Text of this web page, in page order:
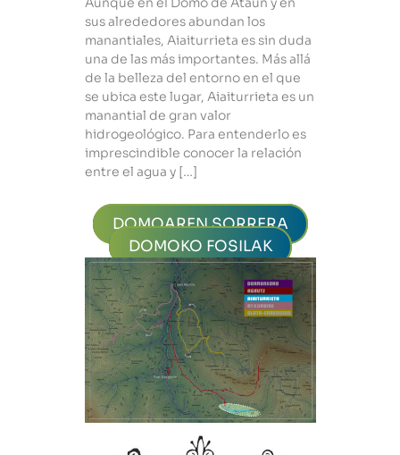
sus alrededores abundan los
manantiales, Aiaiturrieta es sin duda
una de las más importantes. Más allá
de la belleza del entorno en el que
se ubica este lugar, Aiaiturrieta es un
manantial de gran valor
hidrogeológico. Para entenderlo es
imprescindible conocer la relación
entre el agua y […]
DOMOAREN SORRERA
DOMOKO FOSILAK